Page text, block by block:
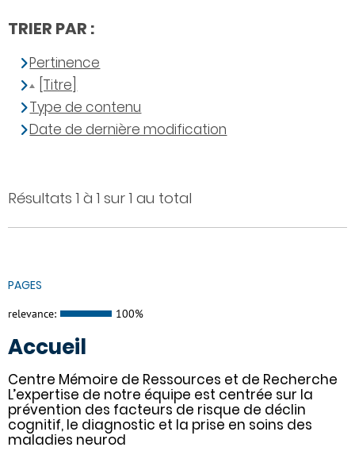
Résultats 1 à 1 sur 1 au total
PAGES
relevance: 100%
Accueil
Centre Mémoire de Ressources et de Recherche
L’expertise de notre équipe est centrée sur la
prévention des facteurs de risque de déclin
cognitif, le diagnostic et la prise en soins des
maladies neurod
TRIER PAR :
Pertinence
[Titre]
Type de contenu
Date de dernière modification